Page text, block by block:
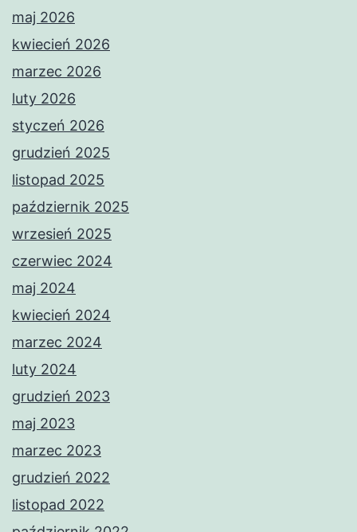
maj 2026
kwiecień 2026
marzec 2026
luty 2026
styczeń 2026
grudzień 2025
listopad 2025
październik 2025
wrzesień 2025
czerwiec 2024
maj 2024
kwiecień 2024
marzec 2024
luty 2024
grudzień 2023
maj 2023
marzec 2023
grudzień 2022
listopad 2022